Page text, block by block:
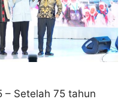
– Setelah 75 tahun